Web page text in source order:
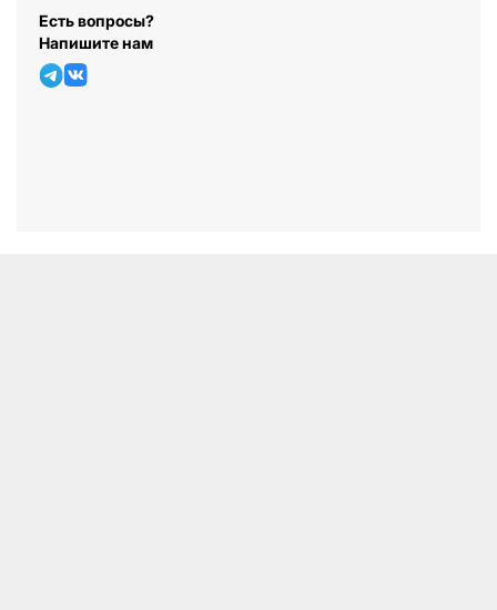
Есть вопросы?
Напишите нам